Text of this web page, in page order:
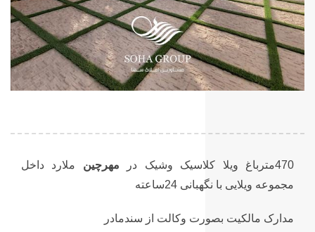
470مترباغ ویلا کلاسیک وشیک در مهرچینملارد داخل مجموعه
ویلایی با نگهبانی 24ساعته
مدارک مالکیت بصورت وکالت از سندمادر